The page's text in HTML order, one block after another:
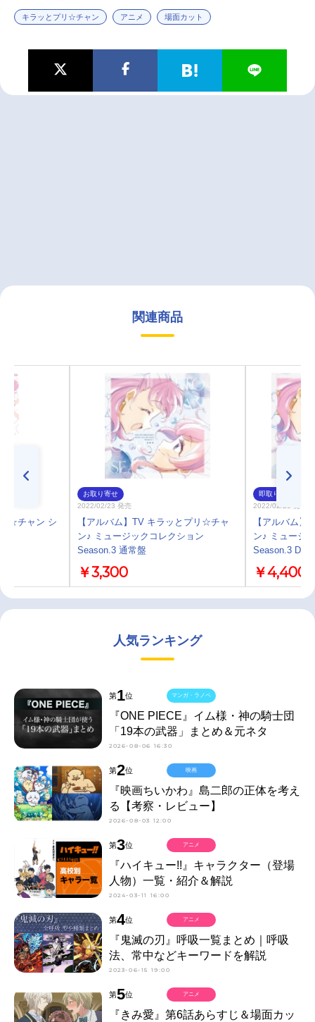
キラッとプリ☆チャン アニメ 場面カット
関連商品
☆チャン シ
お取り寄せ
2022/02/23 発売
【アルバム】TV キラッとプリ☆チャ
ン♪ ミュージックコレクション
Season.3 通常盤
￥3,300
即取り
2022/02/23 発売
【アルバム
ン♪ ミュージ
Season.3 DX
￥4,400
人気ランキング
第1位
『ONE PIECE』イム様・神の騎士団
「19本の武器」まとめ＆元ネタ
2026-08-06 16:30
マンガ・ラノベ
第2位
『映画ちいかわ』島二郎の正体を考え
る【考察・レビュー】
2026-08-03 12:00
映画
第3位
『ハイキュー!!』キャラクター（登場
人物）一覧・紹介＆解説
2024-03-11 16:00
アニメ
第4位
『鬼滅の刃』呼吸一覧まとめ｜呼吸
法、常中などキーワードを解説
2023-06-15 19:00
アニメ
第5位
『きみ愛』第6話あらすじ＆場面カッ
アニメ